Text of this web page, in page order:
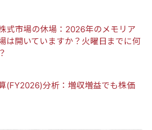
式市場の休場：2026年のメモリア
は開いていますか？火曜日までに何
(FY2026)分析：増収増益でも株価